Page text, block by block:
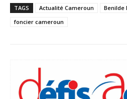
TAGS Actualité Cameroun
Benilde
foncier cameroun